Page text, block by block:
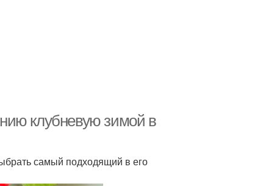
клубневую зимой в
самый подходящий в его